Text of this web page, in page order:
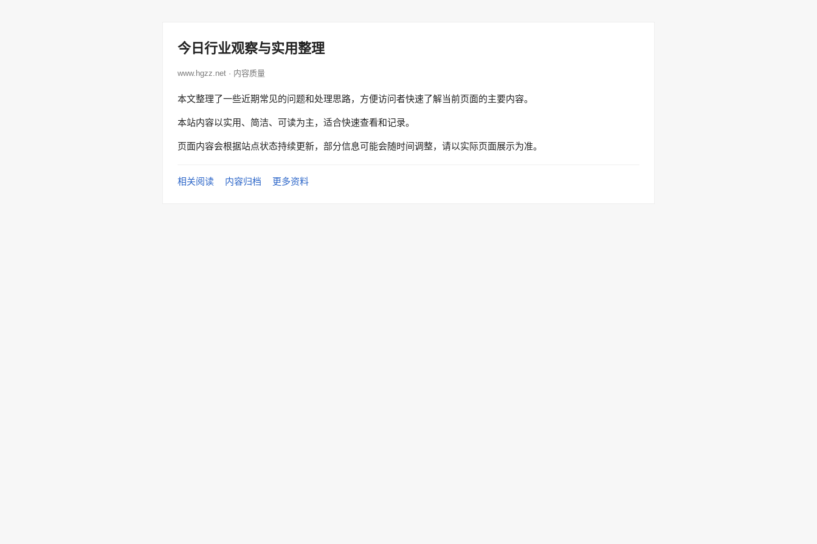
今日行业观察与实用整理
www.hgzz.net · 内容质量
本文整理了一些近期常见的问题和处理思路，方便访问者快速了解当前页面的主要内容。
本站内容以实用、简洁、可读为主，适合快速查看和记录。
页面内容会根据站点状态持续更新，部分信息可能会随时间调整，请以实际页面展示为准。
相关阅读 内容归档 更多资料